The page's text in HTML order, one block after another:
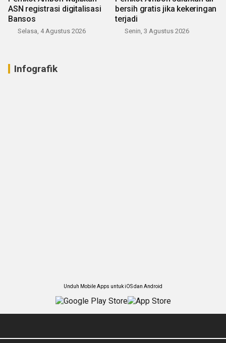
ASN registrasi digitalisasi
Bansos
Selasa, 4 Agustus 2026
bersih gratis jika kekeringan
terjadi
Senin, 3 Agustus 2026
Infografik
Unduh Mobile Apps untuk iOS dan Android